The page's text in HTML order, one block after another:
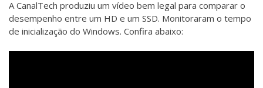
A CanalTech produziu um vídeo bem legal para comparar o
desempenho entre um HD e um SSD. Monitoraram o tempo
de inicialização do Windows. Confira abaixo: